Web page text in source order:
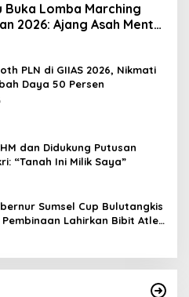
Buka Lomba Marching
2026: Ajang Asah Mental
Muda
PLN di GIIAS 2026, Nikmati
Daya 50 Persen
dan Didukung Putusan
“Tanah Ini Milik Saya”
Sumsel Cup Bulutangkis
Pembinaan Lahirkan Bibit Atlet